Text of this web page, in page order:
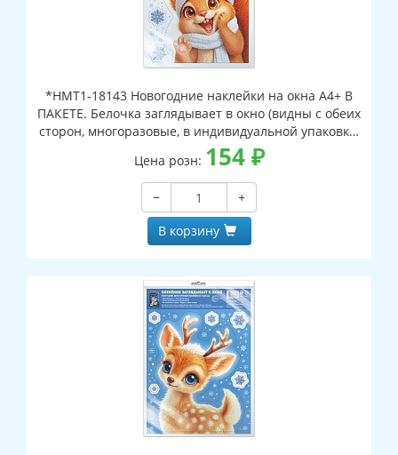
*НМТ1-18143 Новогодние наклейки на окна А4+ В
ПАКЕТЕ. Белочка заглядывает в окно (видны с обеих
сторон, многоразовые, в индивидуальной упаковке,
с европодвесом и клеевым клапаном)
Цена розн: 154₽
−
+
В корзину